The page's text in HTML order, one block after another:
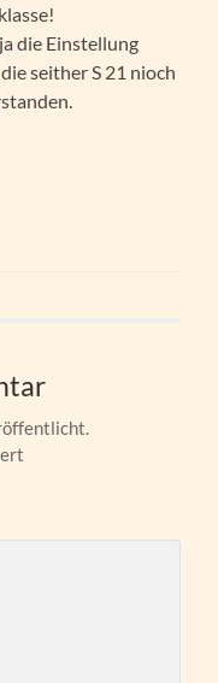
die Einstellung
seither S 21 nioch